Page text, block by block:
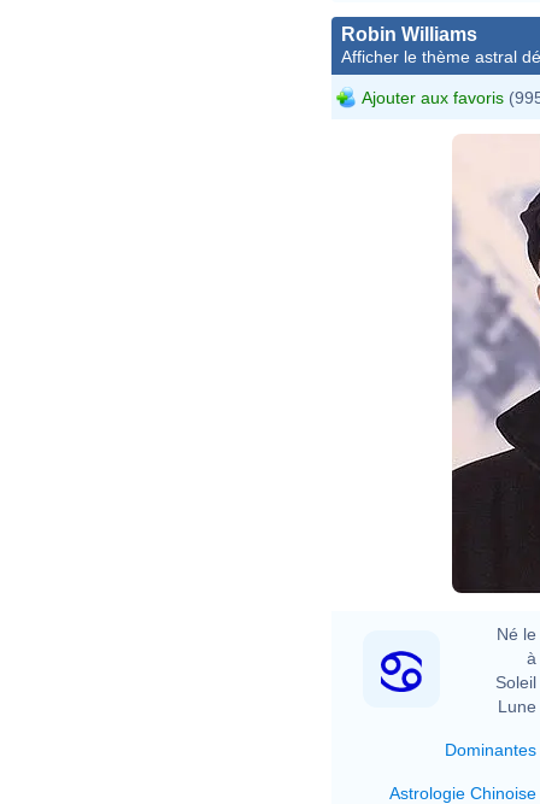
Robin Williams
Afficher le thème astral
Ajouter aux favoris
Né le
à
Soleil
Lune
Dominantes
Astrologie Chinoise